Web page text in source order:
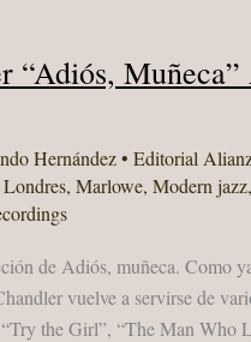
“Adiós,
Hernández• Editorial
Londres, Marlowe, Modern jazz,
de Adiós, muñeca. Como
vuelve a servirse de
the Girl”, “The Man Who